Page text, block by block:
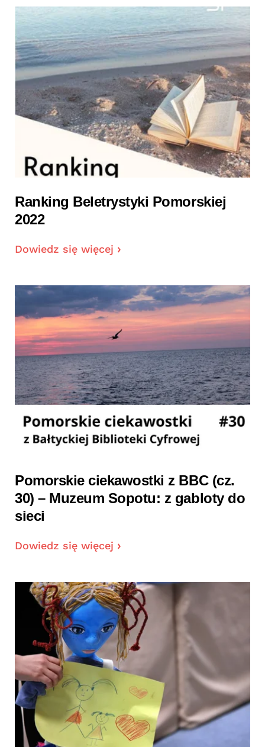
Ranking Beletrystyki Pomorskiej
2022
Dowiedz się więcej
Pomorskie ciekawostki z BBC (cz.
30) – Muzeum Sopotu: z gabloty do
sieci
Dowiedz się więcej